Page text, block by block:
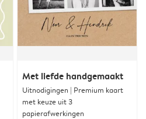
Met liefde handgemaakt
Uitnodigingen | Premium kaart
met keuze uit 3
papierafwerkingen